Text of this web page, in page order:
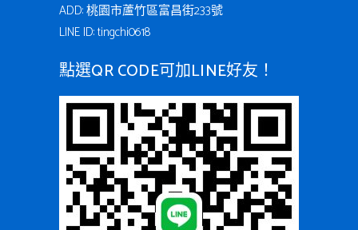
ADD: 桃園市蘆竹區富昌街233號
LINE ID: tingchi0618
點選QR CODE可加LINE好友！